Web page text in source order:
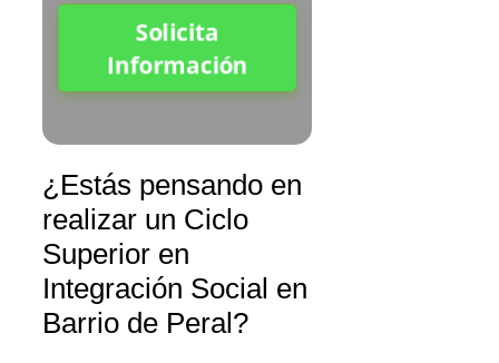
Solicita
Información
¿Estás pensando en
realizar un Ciclo
Superior en
Integración Social en
Barrio de Peral?